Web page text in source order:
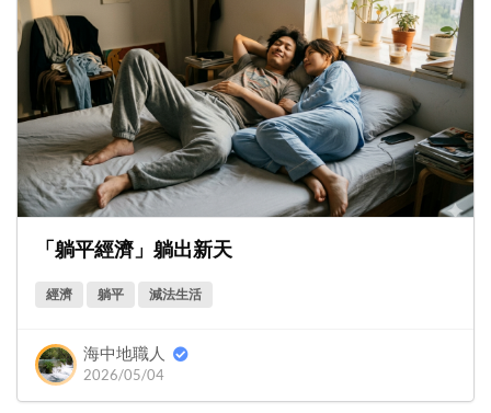
「躺平經濟」躺出新天
經濟 躺平 減法生活
海中地職人
2026/05/04